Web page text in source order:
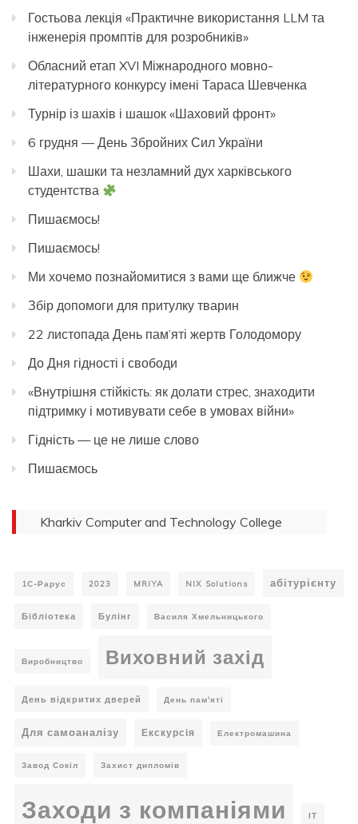
Гостьова лекція «Практичне використання LLM та
інженерія промптів для розробників»
Обласний етап XVI Міжнародного мовно-
літературного конкурсу імені Тараса Шевченка
Турнір із шахів і шашок «Шаховий фронт»
6 грудня — День Збройних Сил України
Шахи, шашки та незламний дух харківського
студентства
Пишаємось!
Пишаємось!
Ми хочемо познайомитися з вами ще ближче
Збір допомоги для притулку тварин
22 листопада День пам’яті жертв Голодомору
До Дня гідності і свободи
«Внутрішня стійкість: як долати стрес, знаходити
підтримку і мотивувати себе в умовах війни»
Гідність — це не лише слово
Пишаємось
Kharkiv Computer and Technology College
1С-Рарус 2023 MRIYA NIX Solutions абітурієнту
Бібліотека Булінг Василя Хмельницького
Виробництво Виховний захід
День відкритих дверей День пам'яті
Для самоаналізу Екскурсія Електромашина
Завод Сокіл Захист дипломів
Заходи з компаніями ІТ